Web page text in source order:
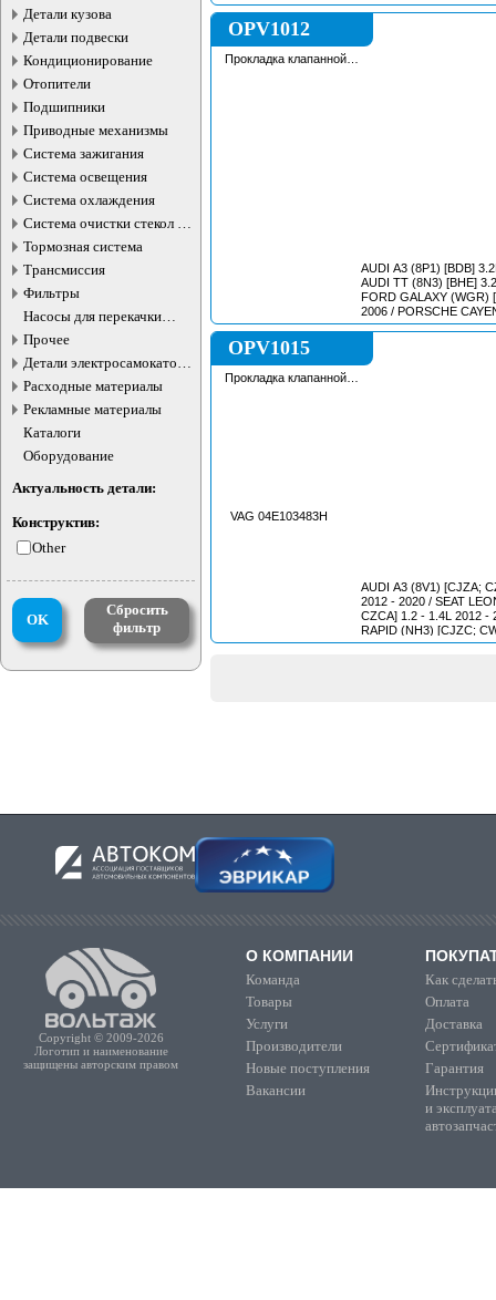
Детали кузова
Детали подвески
Кондиционирование
Отопители
Подшипники
Приводные механизмы
Система зажигания
Система освещения
Система охлаждения
Система очистки стекол и
фар
Тормозная система
Трансмиссия
Фильтры
Насосы для перекачки
жидкостей
Прочее
Детали электросамокатов и
электротранспорта
Расходные материалы
Рекламные материалы
Каталоги
Оборудование
Актуальность детали:
Конструктив:
Other
OK
Сбросить
фильтр
OPV1012
Прокладка клапанной
AUDI A3 (8P1) [BDB]
AUDI TT (8N3) [BHE]
FORD GALAXY (WGR)
2006 / PORSCHE CAYENNE (957) [M02]
3.2L 2003 - 2010 / SEAT ALHAMBRA (7V9)
OPV1015
Прокладка клапанной
VAG 04E103483H
AUDI A3 (8V1) [CJZA;
2012 - 2020 / SEAT LEON (5F1) [CJZA;
CZCA] 1.2 - 1.4L 2012 - 2020 /
RAPID (NH3) [CJZC;
- 2019 / VOLKSWAGEN POLO (601) [CJZC;
Copyright © 2009-2026
Логотип и наименование
защищены авторским правом
О КОМПАНИИ
Команда
Товары
Услуги
Производители
Новые поступления
Вакансии
Как
Оплата
Доставка
Гарантия
и